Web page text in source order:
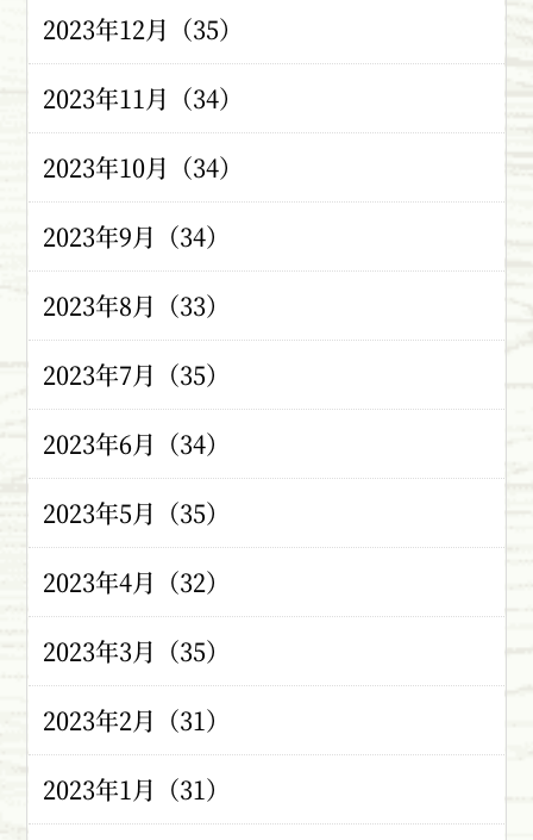
2023年12月（35）
2023年11月（34）
2023年10月（34）
2023年9月（34）
2023年8月（33）
2023年7月（35）
2023年6月（34）
2023年5月（35）
2023年4月（32）
2023年3月（35）
2023年2月（31）
2023年1月（31）